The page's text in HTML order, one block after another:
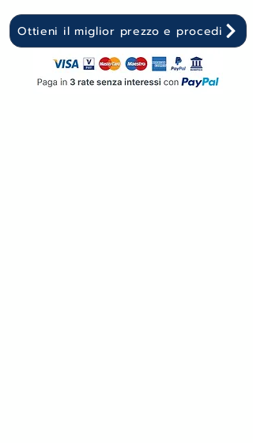
Ottieni il miglior prezzo e procedi